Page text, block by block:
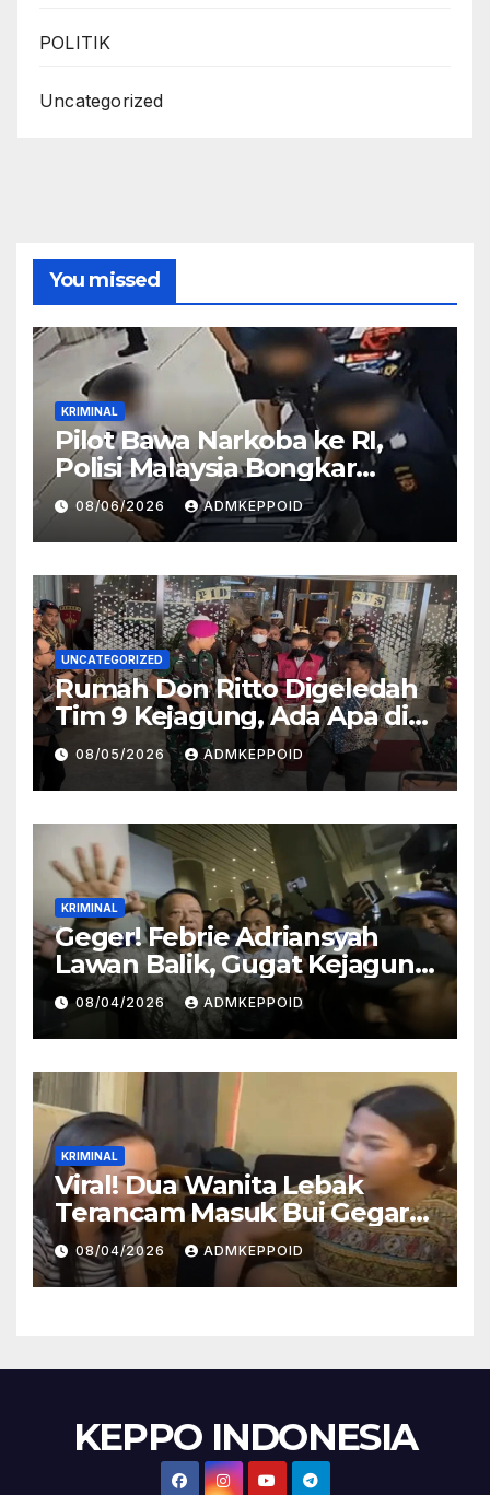
POLITIK
Uncategorized
You missed
KRIMINAL
Pilot Bawa Narkoba ke RI,
Polisi Malaysia Bongkar
Sosok Pemasok di Balik
Kasus Ini
08/06/2026 ADMKEPPOID
UNCATEGORIZED
Rumah Don Ritto Digeledah
Tim 9 Kejagung, Ada Apa di
Balik Kasus TPPU Febrie?
08/05/2026 ADMKEPPOID
KRIMINAL
Geger! Febrie Adriansyah
Lawan Balik, Gugat Kejagung
dan Kortas Tipidkor Polri
Lewat Praperadilan
08/04/2026 ADMKEPPOID
KRIMINAL
Viral! Dua Wanita Lebak
Terancam Masuk Bui Gegara
Kasus Injak Al-Qur’an, Ini
Fakta Persidangannya
08/04/2026 ADMKEPPOID
KEPPO INDONESIA